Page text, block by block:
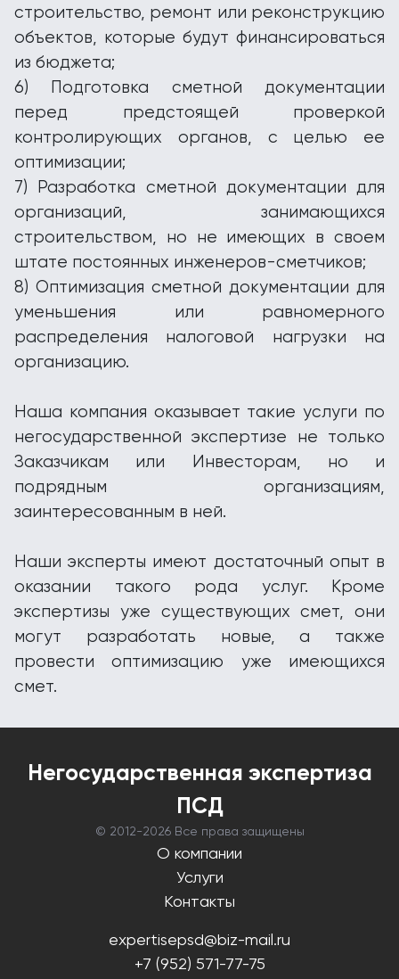
строительство, ремонт или реконструкцию
объектов, которые будут финансироваться
из бюджета;
6) Подготовка сметной документации
перед предстоящей проверкой
контролирующих органов, с целью ее
оптимизации;
7) Разработка сметной документации для
организаций, занимающихся
строительством, но не имеющих в своем
штате постоянных инженеров-сметчиков;
8) Оптимизация сметной документации для
уменьшения или равномерного
распределения налоговой нагрузки на
организацию.
Наша компания оказывает такие услуги по
негосударственной экспертизе не только
Заказчикам или Инвесторам, но и
подрядным организациям,
заинтересованным в ней.
Наши эксперты имеют достаточный опыт в
оказании такого рода услуг. Кроме
экспертизы уже существующих смет, они
могут разработать новые, а также
провести оптимизацию уже имеющихся
смет.
Негосударственная экспертиза
ПСД
© 2012-2026 Все права защищены
О компании
Услуги
Контакты
expertisepsd@biz-mail.ru
+7 (952) 571-77-75